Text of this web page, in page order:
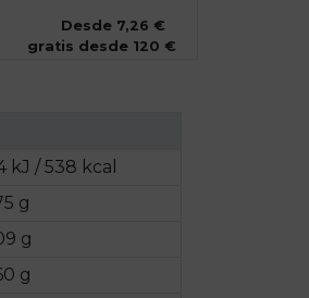
Desde 7,26 €
gratis desde 120 €
kJ / 538 kcal
g
g
g